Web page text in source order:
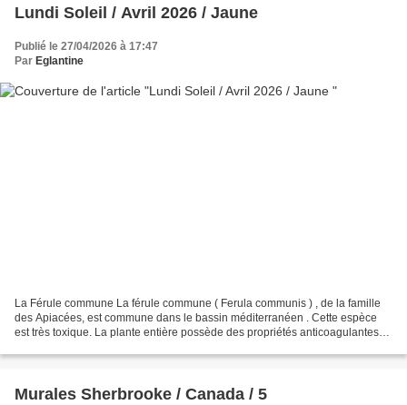
Lundi Soleil / Avril 2026 / Jaune
Publié le 27/04/2026 à 17:47
Par Eglantine
La Férule commune La férule commune ( Ferula communis ) , de la famille
des Apiacées, est commune dans le bassin méditerranéen . Cette espèce
est très toxique. La plante entière possède des propriétés anticoagulantes
Murales Sherbrooke / Canada / 5